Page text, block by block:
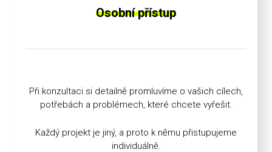
Osobní přístup
Při konzultaci si detailně promluvíme o vašich cílech,
potřebách a problémech, které chcete vyřešit.
Každý projekt je jiný, a proto k němu přistupujeme
individuálně.